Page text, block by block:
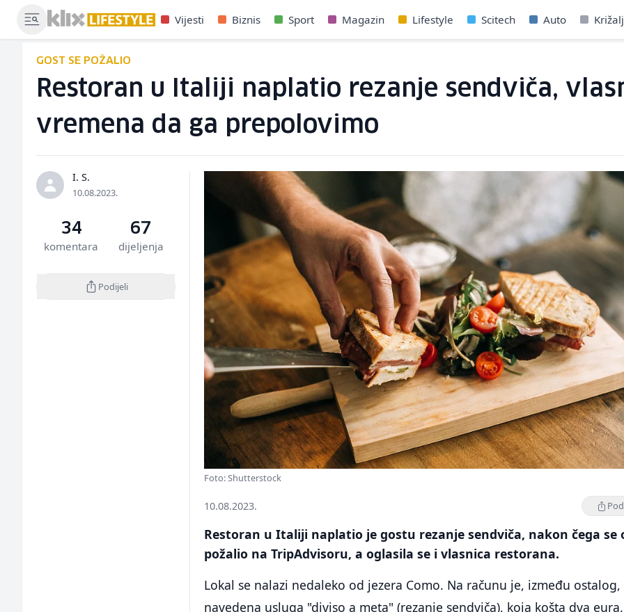
Vijesti Biznis Sport Magazin Lifestyle Scitech Auto
GOST SE POŽALIO
Restoran u Italiji naplatio rezanje sendviča,
vremena da ga prepolovimo
I. S.
10.08.2023.
34
komentara
67
dijeljenja
Podijeli
Foto: Shutterstock
10.08.2023.
Restoran u Italiji naplatio je gostu rezanje sendviča, nakon čega se
požalio na TripAdvisoru, a oglasila se i vlasnica restorana.
Lokal se nalazi nedaleko od jezera Como. Na računu je, između ostalog,
navedena usluga "diviso a meta" (rezanje sendviča), koja košta dva eura.